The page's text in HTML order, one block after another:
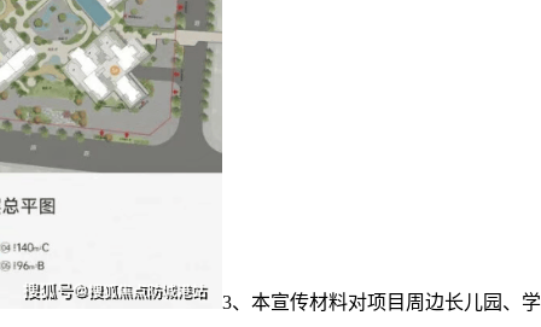
3、本宣传材料对项目周边长儿园、